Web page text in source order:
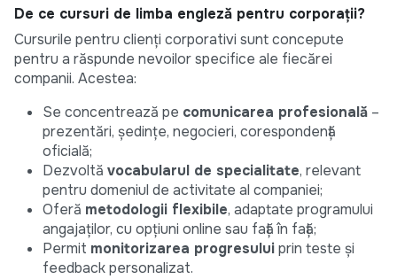
De ce cursuri de limba engleză pentru corporații?
Cursurile pentru clienți corporativi sunt concepute
pentru a răspunde nevoilor specifice ale fiecărei
companii. Acestea:
Se concentrează pe comunicarea profesională –
prezentări, ședințe, negocieri, corespondență
oficială;
Dezvoltă vocabularul de specialitate, relevant
pentru domeniul de activitate al companiei;
Oferă metodologii flexibile, adaptate programului
angajaților, cu opțiuni online sau față în față;
Permit monitorizarea progresuluiprin teste și
feedback personalizat.